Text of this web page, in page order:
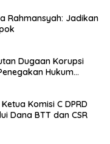
Rahmansyah: Jadikan
Dugaan Korupsi
Hukum
Komisi C DPRD
Dana BTT dan CSR